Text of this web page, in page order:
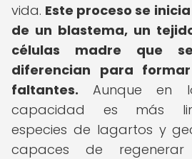
vida. Este proceso se
de un blastema, un
células madre que
diferencian para
faltantes. Aunque en
capacidad es más
especies de lagartos y
capaces de